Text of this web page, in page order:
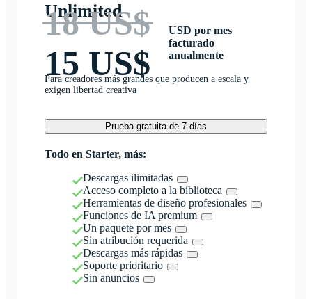
Unlimited
18 US$
15 US$
USD por mes
facturado
anualmente
Para creadores más grandes que producen a escala y
exigen libertad creativa
Prueba gratuita de 7 días
Todo en Starter, más:
Descargas ilimitadas
Acceso completo a la biblioteca
Herramientas de diseño profesionales
Funciones de IA premium
Un paquete por mes
Sin atribución requerida
Descargas más rápidas
Soporte prioritario
Sin anuncios